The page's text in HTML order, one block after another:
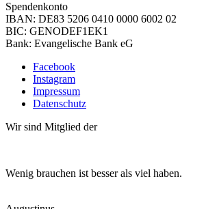
Spendenkonto
IBAN: DE83 5206 0410 0000 6002 02
BIC: GENODEF1EK1
Bank: Evangelische Bank eG
Facebook
Instagram
Impressum
Datenschutz
Wir sind Mitglied der
Wenig brauchen ist besser als viel haben.